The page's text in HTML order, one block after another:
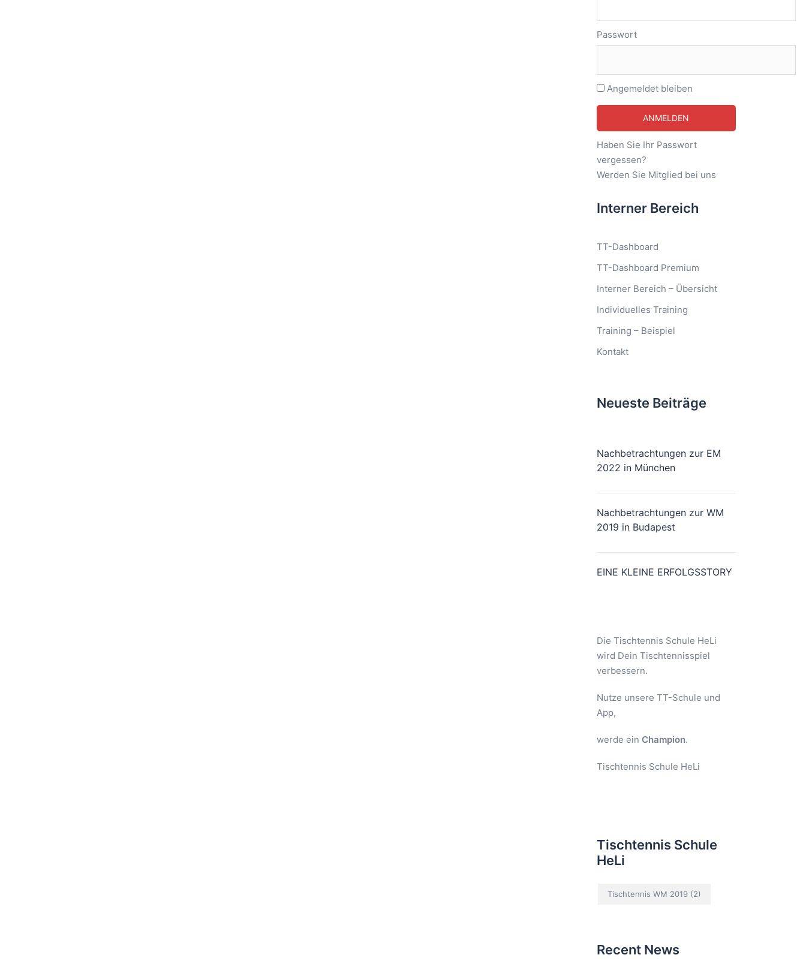
Passwort
Angemeldet bleiben
Haben Sie Ihr Passwort
vergessen?
Werden Sie Mitglied bei uns
Interner Bereich
TT-Dashboard
TT-Dashboard Premium
Interner Bereich – Übersicht
Individuelles Training
Training – Beispiel
Kontakt
Neueste Beiträge
Nachbetrachtungen zur EM
2022 in München
Nachbetrachtungen zur WM
2019 in Budapest
EINE KLEINE ERFOLGSSTORY
Die Tischtennis Schule HeLi
wird Dein Tischtennisspiel
verbessern.
Nutze unsere TT-Schule und
App,
werde ein Champion.
Tischtennis Schule HeLi
Tischtennis Schule
HeLi
Tischtennis WM 2019(2)
Recent News